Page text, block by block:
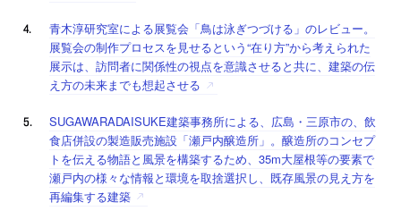
青木淳研究室による展覧会「鳥は泳ぎつづける」のレビュー。
展覧会の制作プロセスを見せるという“在り方”から考えられた
展示は、訪問者に関係性の視点を意識させると共に、建築の伝
え方の未来までも想起させる
SUGAWARADAISUKE建築事務所による、広島・三原市の、飲
食店併設の製造販売施設「瀬戸内醸造所」。醸造所のコンセプ
トを伝える物語と風景を構築するため、35m大屋根等の要素で
瀬戸内の様々な情報と環境を取捨選択し、既存風景の見え方を
再編集する建築